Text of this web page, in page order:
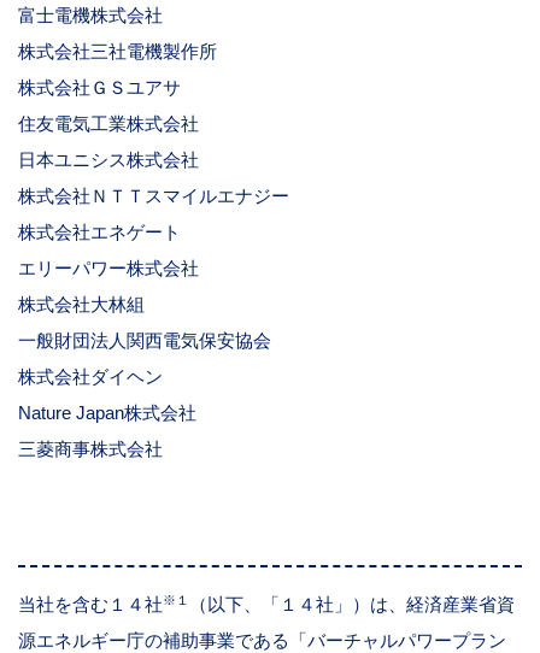
富士電機株式会社
株式会社三社電機製作所
株式会社ＧＳユアサ
住友電気工業株式会社
日本ユニシス株式会社
株式会社ＮＴＴスマイルエナジー
株式会社エネゲート
エリーパワー株式会社
株式会社大林組
一般財団法人関西電気保安協会
株式会社ダイヘン
Nature Japan株式会社
三菱商事株式会社
当社を含む１４社※１
（以下、「１４社」）は、経済産業省資
源エネルギー庁の補助事業である「バーチャルパワープラン